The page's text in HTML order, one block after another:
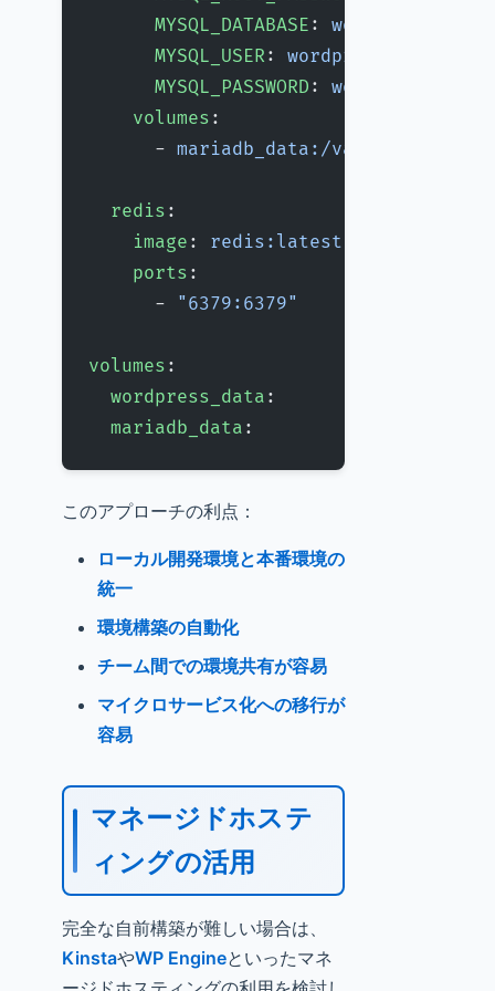
      MYSQL_DATABASE
: wordpress_db
      MYSQL_USER
: wordpress
      MYSQL_PASSWORD
:
    volumes
:
      -
mariadb_data:/var/lib/mysql
  redis
:
    image
: redis:latest
    ports
:
      -
"6379:6379"
volumes :
  wordpress_data
:
  mariadb_data
:
このアプローチの利点：
ローカル開発環境と本番環境の
統一
環境構築の自動化
チーム間での環境共有が容易
マイクロサービス化への移行が
容易
マネージドホステ
ィングの活用
完全な自前構築が難しい場合は、
KinstaやWP Engineといったマネ